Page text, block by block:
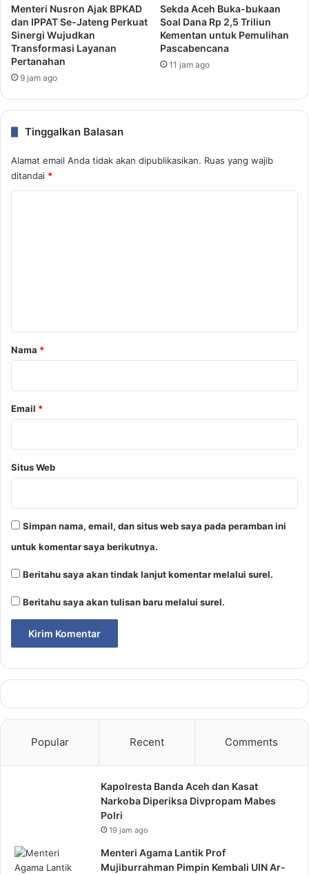
Menteri Nusron Ajak BPKAD
dan IPPAT Se-Jateng Perkuat
Sinergi Wujudkan
Transformasi Layanan
Pertanahan
9 jam ago
Sekda Aceh Buka-bukaan
Soal Dana Rp 2,5 Triliun
Kementan untuk Pemulihan
Pascabencana
11 jam ago
Tinggalkan Balasan
Alamat email Anda tidak akan dipublikasikan. Ruas yang wajib
ditandai *
r
Nama *
Email *
Situs Web
Simpan nama, email, dan situs web saya pada peramban ini
untuk komentar saya berikutnya.
Beritahu saya akan tindak lanjut komentar melalui surel.
Beritahu saya akan tulisan baru melalui surel.
Popular Recent Comments
Kapolresta Banda Aceh dan Kasat
Narkoba Diperiksa Divpropam Mabes
Polri
19 jam ago
Menteri Agama Lantik Prof
Mujiburrahman Pimpin Kembali UIN Ar-